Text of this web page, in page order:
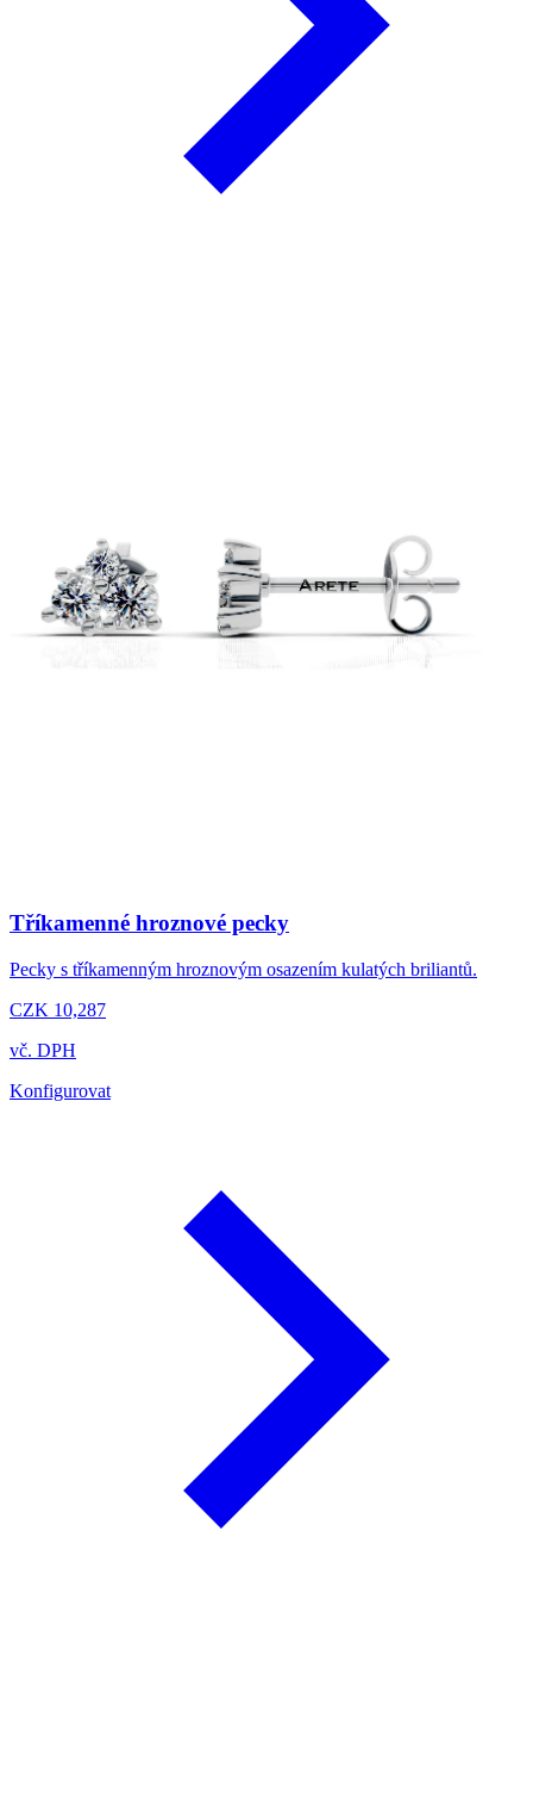
Tříkamenné hroznové pecky
Pecky s tříkamenným hroznovým osazením kulatých briliantů.
CZK 10,287
vč. DPH
Konfigurovat